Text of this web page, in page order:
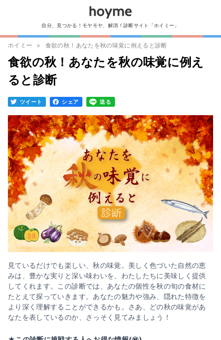
自分、見つかる！モヤモヤ、解消！診断サイト「ホイミー」
ホイミー 食欲の秋！あなたを秋の味覚に例えると診断
食欲の秋！あなたを秋の味覚に例え
ると診断
ツイート シェア 送る
見ているだけでも楽しい、秋の味覚。美しく色づいた自然の恵
みは、豊かな実りと深い味わいを、わたしたちに美味しく提供
してくれます。この診断では、あなたの個性を秋の旬の食材に
たとえて探っていきます。あなたの魅力や強み、隠れた特徴を
より深く理解することができるかも。さあ、どの秋の味覚があ
なたを表しているのか、さっそく見てみましょう！